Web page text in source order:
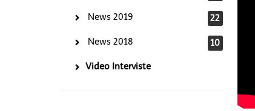
News 2019 22
News 2018 10
Video Interviste